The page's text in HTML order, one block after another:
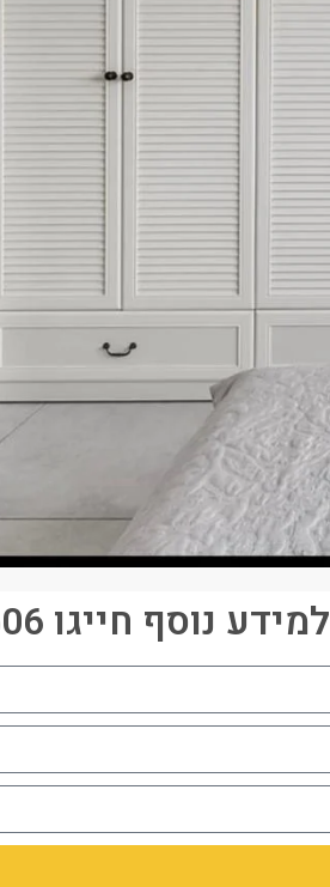
למידע נוסף חייגו 077-8044606 או מלאו פרטים: